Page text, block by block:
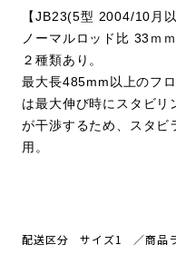
【JB23(5型 2004/10月
ノーマルロッド比 33ｍ
２種類あり。
最大長485mm以上のフ
は最大伸び時にスタビリ
が干渉するため、スタビ
用。
配送区分 サイズ1 ／商品